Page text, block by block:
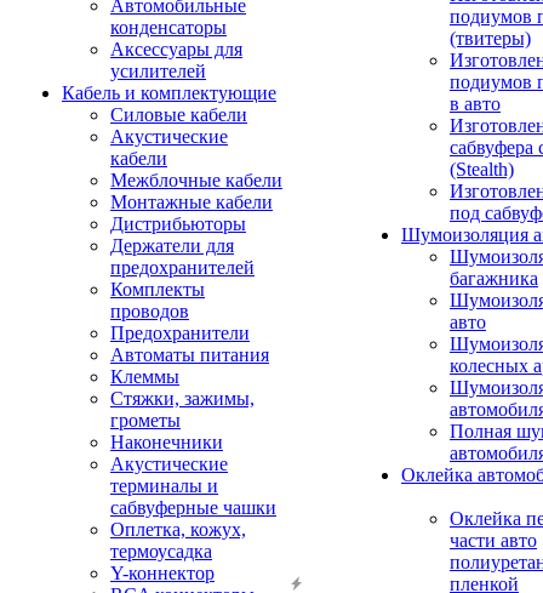
Автомобильные
конденсаторы
Аксессуары для
усилителей
Кабель и комплектующие
Силовые кабели
Акустические
кабели
Межблочные кабели
Монтажные кабели
Дистрибьюторы
Держатели для
предохранителей
Комплекты
проводов
Предохранители
Автоматы питания
Клеммы
Стяжки, зажимы,
грометы
Наконечники
Акустические
терминалы и
сабвуферные чашки
Оплетка, кожух,
термоусадка
Y-коннектор
подиумов
(твитеры)
подиумов
в авто
сабвуфера
(Stealth)
под
Шумоизоляция
багажника
авто
колесных
Полная
Оклейка
Оклейка
части авто
пленкой